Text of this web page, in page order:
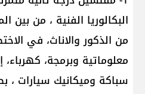
البكالوريا الفنية ، من بين
من الذكور والاناث، في
معلوماتية وبرمجة، كهرباء،
سباكة وميكانيك سيارات ،